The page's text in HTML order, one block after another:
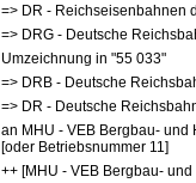
=> DR - Reichseisenbahnen
=> DRG - Deutsche
Umzeichnung in "55 033"
=> DRB - Deutsche
=> DR - Deutsche
an MHU - VEB Bergbau-
[oder Betriebsnummer 11]
++ [MHU - VEB Bergbau-